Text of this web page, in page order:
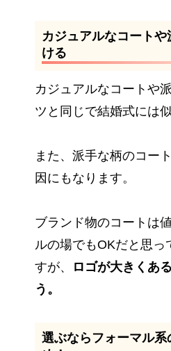
カジュアルなコート
ける
カジュアルなコートや
ツと同じで結婚式には
また、派手な柄のコー
因にもなります。
ブランド物のコートは
ルの場でもOKだと思っ
すが、
ロゴが大きくあ
う。
選ぶならフォーマル